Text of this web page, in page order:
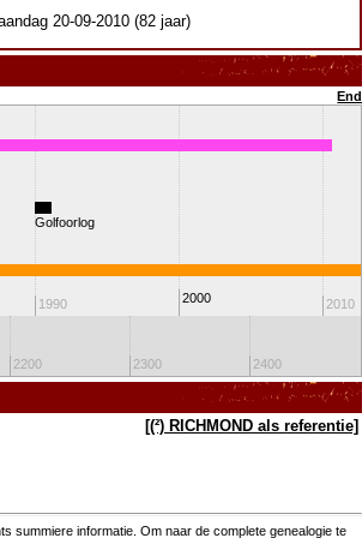
20-09-2010 (82 jaar)
End
1990 2000 2010
Golfoorlog
2200 2300 2400
[(²) RICHMOND als referentie]
summiere informatie. Om naar de complete genealogie te